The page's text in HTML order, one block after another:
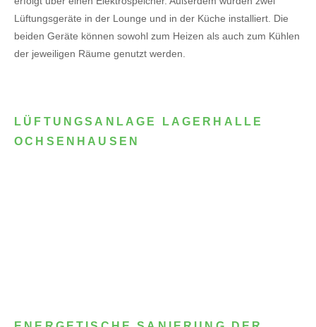
Lüftungsgeräte in der Lounge und in der Küche installiert. Die
beiden Geräte können sowohl zum Heizen als auch zum Kühlen
der jeweiligen Räume genutzt werden.
LÜFTUNGSANLAGE LAGERHALLE
OCHSENHAUSEN